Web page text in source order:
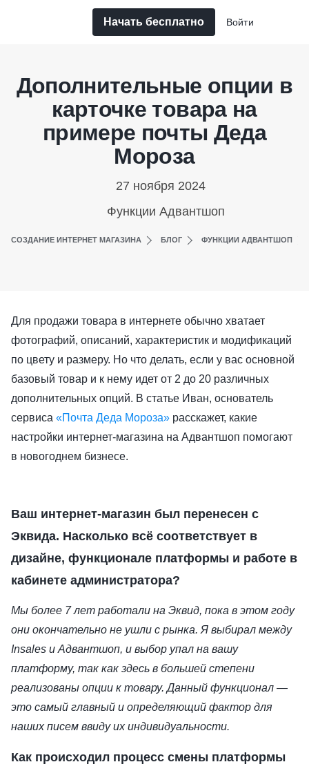
Начать бесплатно Войти
Дополнительные опции в
карточке товара на
примере почты Деда
Мороза
27 ноября 2024
Функции Адвантшоп
СОЗДАНИЕ ИНТЕРНЕТ МАГАЗИНА БЛОГ ФУНКЦИИ АДВАНТШОП
Для продажи товара в интернете обычно хватает
фотографий, описаний, характеристик и модификаций
по цвету и размеру. Но что делать, если у вас основной
базовый товар и к нему идет от 2 до 20 различных
дополнительных опций. В статье Иван, основатель
сервиса «Почта Деда Мороза» расскажет, какие
настройки интернет-магазина на Адвантшоп помогают
в новогоднем бизнесе.
Ваш интернет-магазин был перенесен с
Эквида. Насколько всё соответствует в
дизайне, функционале платформы и работе в
кабинете администратора?
Мы более 7 лет работали на Эквид, пока в этом году
они окончательно не ушли с рынка. Я выбирал между
Insales и Адвантшоп, и выбор упал на вашу
платформу, так как здесь в большей степени
реализованы опции к товару. Данный функционал —
это самый главный и определяющий фактор для
наших писем ввиду их индивидуальности.
Как происходил процесс смены платформы